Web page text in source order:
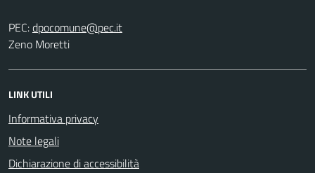
PEC:
Zeno Moretti
LINK UTILI
Informativa privacy
Note legali
Dichiarazione di accessibilità